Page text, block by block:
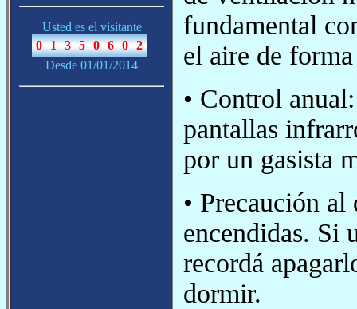
Usted es el visitante
Desde 01/01/2014
fundamental
el aire de
• Control
pantallas
por un gasista
• Precaución
encendidas. Si
recordá
dormir.